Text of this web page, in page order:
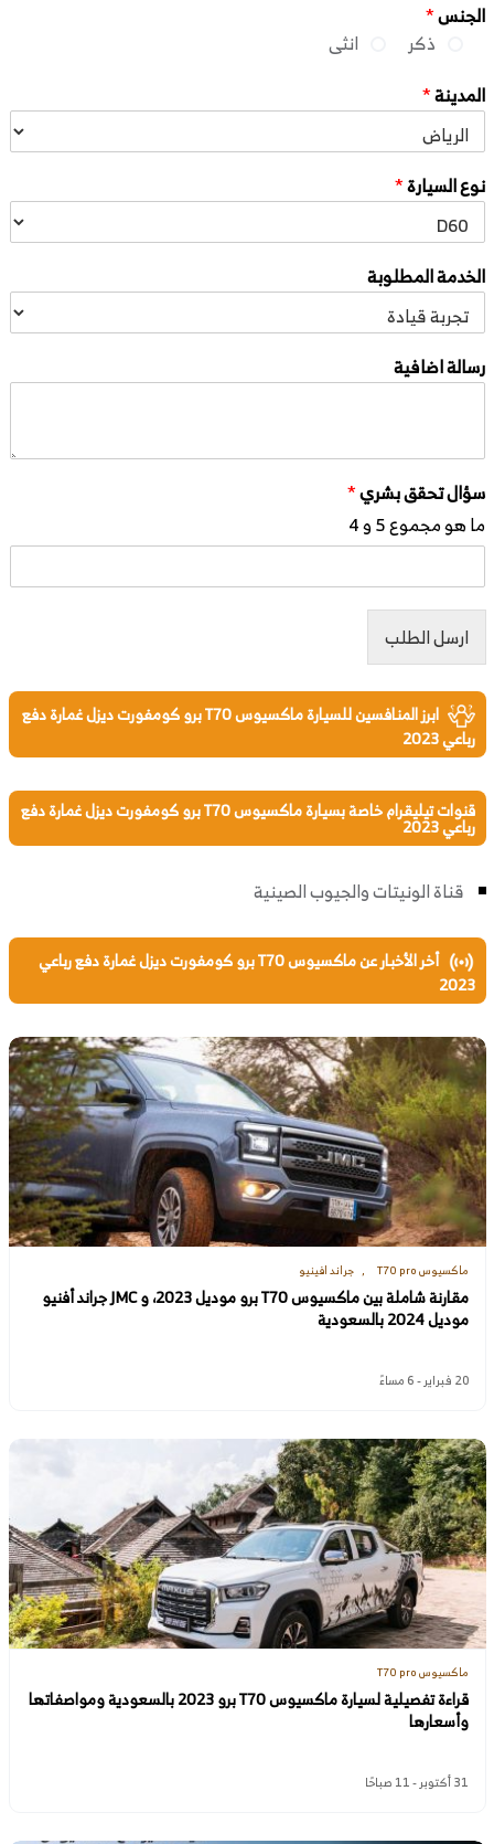
الجنس*
ذكر
انثى
المدينة*
نوع السيارة*
الخدمة المطلوبة
رسالة اضافية
سؤال تحقق بشري*
ما هو مجموع 5 و 4
ارسل الطلب
ابرز المنافسين للسيارة ماكسيوس T70 برو كومفورت ديزل غمارة دفع
رباعي 2023
قنوات تيليقرام خاصة بسيارة ماكسيوس T70 برو كومفورت ديزل غمارة دفع
رباعي 2023
قناة الونيتات والجيوب الصينية
أخر الأخبار عن ماكسيوس T70 برو كومفورت ديزل غمارة دفع رباعي
2023
ماكسيوس T70 pro جراند افينيو
مقارنة شاملة بين ماكسيوس T70 برو موديل 2023، و JMC جراند أفنيو
موديل 2024 بالسعودية
20 فبراير - 6 مساءً
ماكسيوس T70 pro
قراءة تفصيلية لسيارة ماكسيوس T70 برو 2023 بالسعودية ومواصفاتها
وأسعارها
31 أكتوبر - 11 صباحًا